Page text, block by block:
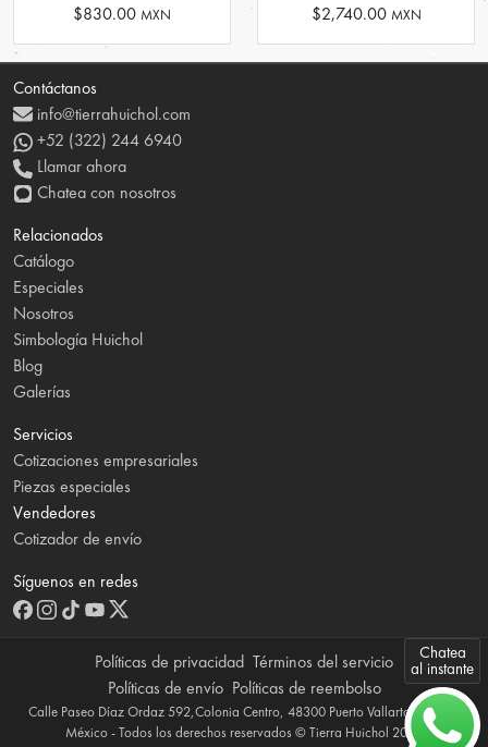
$830.00 MXN $2,740.00 MXN
Chatea
al instante
Contáctanos
info@tierrahuichol.com
+52 (322) 244 6940
Llamar ahora
Chatea con nosotros
Relacionados
Catálogo
Especiales
Nosotros
Simbología Huichol
Blog
Galerías
Servicios
Cotizaciones empresariales
Piezas especiales
Vendedores
Cotizador de envío
Síguenos en redes
Políticas de privacidad Términos del servicio
Políticas de envío Políticas de reembolso
Calle Paseo Díaz Ordaz 592,Colonia Centro, 48300 Puerto Vallarta, Jalisco,
México - Todos los derechos reservados © Tierra Huichol 2026